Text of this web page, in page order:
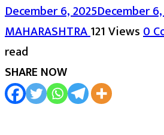
December 6, 2025December
MAHARASHTRA121 Views0
read
SHARE NOW